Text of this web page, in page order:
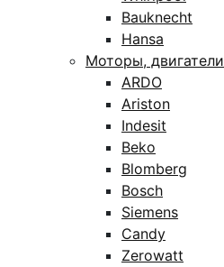
Bauknecht
Hansa
Моторы, двигатели
ARDO
Ariston
Indesit
Beko
Blomberg
Bosch
Siemens
Candy
Zerowatt